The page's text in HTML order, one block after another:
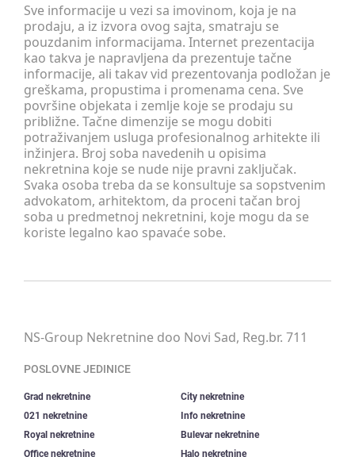
Sve informacije u vezi sa imovinom, koja je na
prodaju, a iz izvora ovog sajta, smatraju se
pouzdanim informacijama. Internet prezentacija
kao takva je napravljena da prezentuje tačne
informacije, ali takav vid prezentovanja podložan je
greškama, propustima i promenama cena. Sve
površine objekata i zemlje koje se prodaju su
približne. Tačne dimenzije se mogu dobiti
potraživanjem usluga profesionalnog arhitekte ili
inžinjera. Broj soba navedenih u opisima
nekretnina koje se nude nije pravni zaključak.
Svaka osoba treba da se konsultuje sa sopstvenim
advokatom, arhitektom, da proceni tačan broj
soba u predmetnoj nekretnini, koje mogu da se
koriste legalno kao spavaće sobe.
NS-Group Nekretnine doo Novi Sad, Reg.br. 711
POSLOVNE JEDINICE
Grad nekretnine
City nekretnine
021 nekretnine
Info nekretnine
Royal nekretnine
Bulevar nekretnine
Office nekretnine
Halo nekretnine